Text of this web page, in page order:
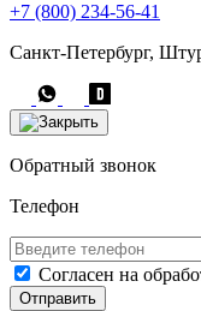
+7 (800) 234-56-41
Санкт-Петербург,
Обратный звонок
Телефон
Согласен на
Отправить